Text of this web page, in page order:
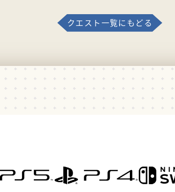
クエスト一覧にもどる